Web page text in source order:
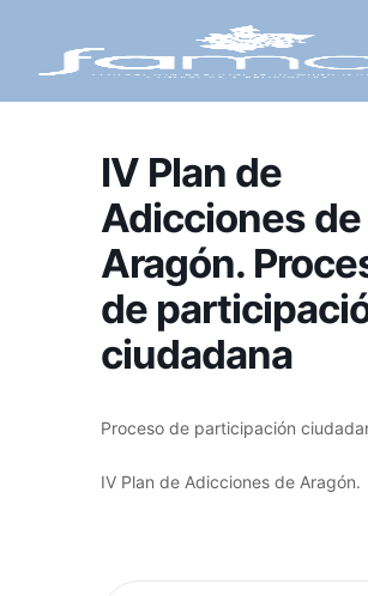
IV Plan de
Adicciones de
Aragón.
de
ciudadana
Proceso de participación
IV Plan de Adicciones de Aragón.